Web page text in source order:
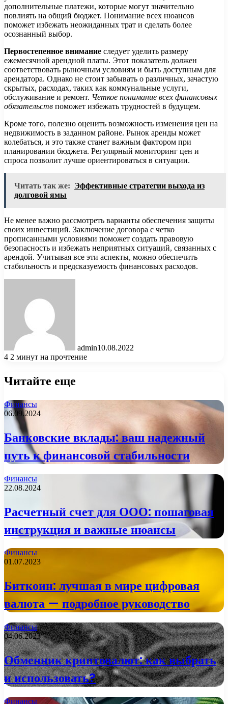
дополнительные платежи, которые могут значительно
повлиять на общий бюджет. Понимание всех нюансов
поможет избежать неожиданных трат и сделать более
осознанный выбор.
Первостепенное внимание следует уделить размеру
ежемесячной арендной платы. Этот показатель должен
соответствовать рыночным условиям и быть доступным для
арендатора. Однако не стоит забывать о различных, зачастую
скрытых, расходах, таких как коммунальные услуги,
обслуживание и ремонт. Четкое понимание всех финансовых
обязательств поможет избежать трудностей в будущем.
Кроме того, полезно оценить возможность изменения цен на
недвижимость в заданном районе. Рынок аренды может
колебаться, и это также станет важным фактором при
планировании бюджета. Регулярный мониторинг цен и
спроса позволит лучше ориентироваться в ситуации.
Читать так же: Эффективные стратегии выхода из
долговой ямы
Не менее важно рассмотреть варианты обеспечения защиты
своих инвестиций. Заключение договора с четко
прописанными условиями поможет создать правовую
безопасность и избежать неприятных ситуаций, связанных с
арендой. Учитывая все эти аспекты, можно обеспечить
стабильность и предсказуемость финансовых расходов.
admin10.08.2022
4 2 минут на прочтение
Читайте еще
Финансы
06.09.2024
Банковские вклады: ваш надежный
путь к финансовой стабильности
Финансы
22.08.2024
Расчетный счет для ООО: пошаговая
инструкция и важные нюансы
Финансы
01.07.2023
Биткоин: лучшая в мире цифровая
валюта — подробное руководство
Финансы
04.06.2023
Обменник криптовалют: как выбрать
и использовать?
Финансы